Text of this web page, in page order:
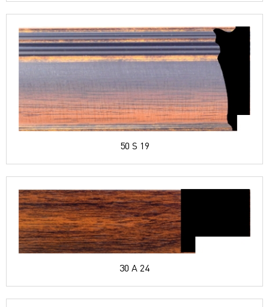
50 S 19
30 A 24